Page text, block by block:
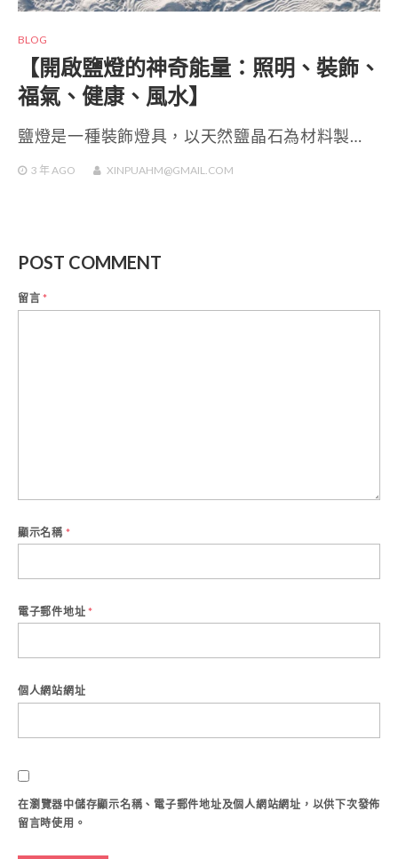
BLOG
【開啟鹽燈的神奇能量：照明、裝飾、
福氣、健康、風水】
鹽燈是一種裝飾燈具，以天然鹽晶石為材料製…
3 年AGO XINPUAHM@GMAIL.COM
POST COMMENT
留言*
顯示名稱 *
電子郵件地址 *
個人網站網址
在瀏覽器中儲存顯示名稱、電子郵件地址及個人網站網址，以供下次發佈
留言時使用。